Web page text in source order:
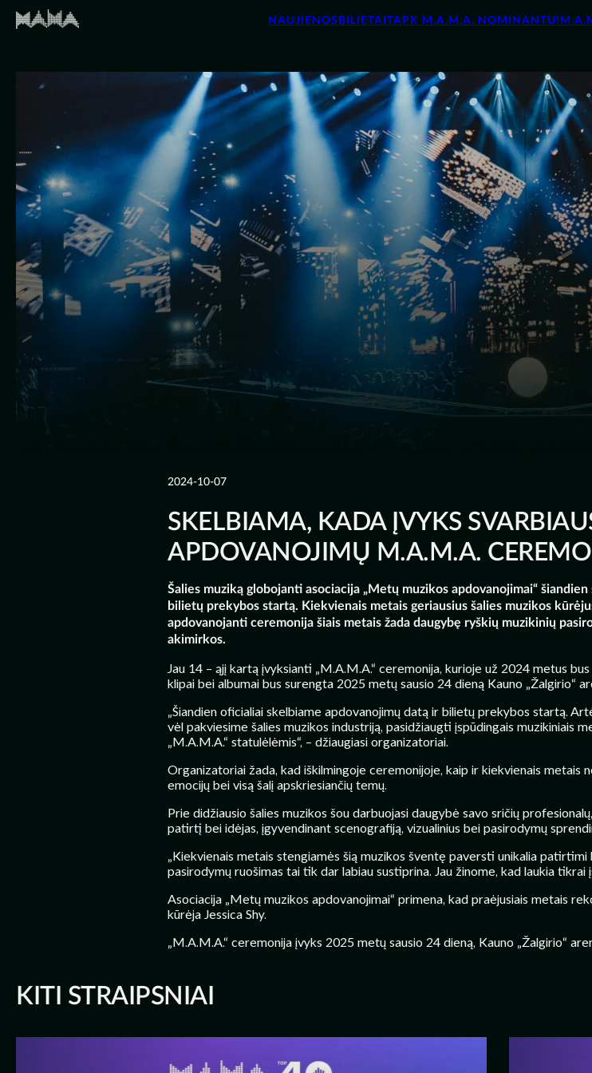
NAUJIENOS BILIETAITAPK M.A.M.A. NOMINANTU!
2024-10-07
SKELBIAMA, KADA ĮVYKS
APDOVANOJIMŲ M.A.M.A.
Šalies muziką globojanti asociacija „Metų muzikos apdovanojimai“
bilietų prekybos startą. Kiekvienais metais geriausius šalies muzikos
apdovanojanti ceremonija šiais metais žada daugybę ryškių muzikinių
akimirkos.
Jau 14 – ąjį kartą įvyksianti „M.A.M.A.“ ceremonija, kurioje už 2024 metus
klipai bei albumai bus surengta 2025 metų sausio 24 dieną Kauno „Žalgirio“
„Šiandien oficialiai skelbiame apdovanojimų datą ir bilietų prekybos startą.
vėl pakviesime šalies muzikos industriją, pasidžiaugti įspūdingais muzikiniais
„M.A.M.A.“ statulėlėmis“, – džiaugiasi organizatoriai.
Organizatoriai žada, kad iškilmingoje ceremonijoje, kaip ir kiekvienais
emocijų bei visą šalį apskriesiančių temų.
Prie didžiausio šalies muzikos šou darbuojasi daugybė savo sričių
patirtį bei idėjas, įgyvendinant scenografiją, vizualinius bei pasirodymų
„Kiekvienais metais stengiamės šią muzikos šventę paversti unikalia
pasirodymų ruošimas tai tik dar labiau sustiprina. Jau žinome, kad laukia
Asociacija „Metų muzikos apdovanojimai“ primena, kad praėjusiais metais
kūrėja Jessica Shy.
„M.A.M.A.“ ceremonija įvyks 2025 metų sausio 24 dieną, Kauno „Žalgirio“
KITI STRAIPSNIAI